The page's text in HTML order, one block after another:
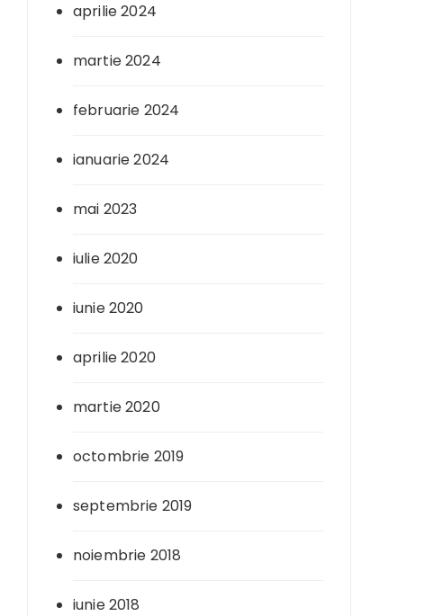
aprilie 2024
martie 2024
februarie 2024
ianuarie 2024
mai 2023
iulie 2020
iunie 2020
aprilie 2020
martie 2020
octombrie 2019
septembrie 2019
noiembrie 2018
iunie 2018